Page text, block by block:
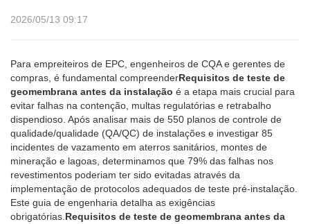
2026/05/13 09:17
Para empreiteiros de EPC, engenheiros de CQA e gerentes de
compras, é fundamental compreenderRequisitos de teste de
geomembrana antes da instalação é a etapa mais crucial para
evitar falhas na contenção, multas regulatórias e retrabalho
dispendioso. Após analisar mais de 550 planos de controle de
qualidade/qualidade (QA/QC) de instalações e investigar 85
incidentes de vazamento em aterros sanitários, montes de
mineração e lagoas, determinamos que 79% das falhas nos
revestimentos poderiam ter sido evitadas através da
implementação de protocolos adequados de teste pré-instalação.
Este guia de engenharia detalha as exigências
obrigatórias. Requisitos de teste de geomembrana antes da